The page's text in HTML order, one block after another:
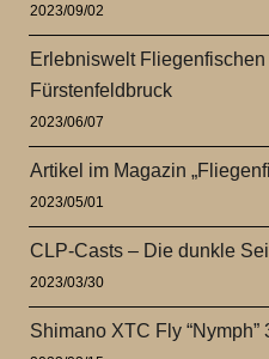
2023/09/02
Erlebniswelt Fliegenfischen
Fürstenfeldbruck
2023/06/07
Artikel im Magazin
2023/05/01
CLP-Casts – Die dunkle
2023/03/30
Shimano XTC Fly “Nymph”